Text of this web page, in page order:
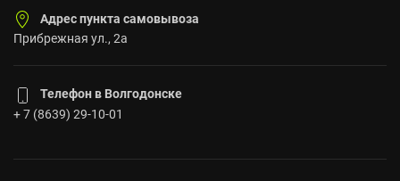
Адрес пункта самовывоза
Прибрежная ул., 2а
Телефон в Волгодонске
+ 7 (8639) 29-10-01